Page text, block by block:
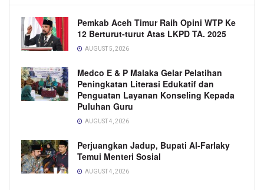
Pemkab Aceh Timur Raih Opini WTP Ke
12 Berturut-turut Atas LKPD TA. 2025
AUGUST 5, 2026
Medco E & P Malaka Gelar Pelatihan
Peningkatan Literasi Edukatif dan
Penguatan Layanan Konseling Kepada
Puluhan Guru
AUGUST 4, 2026
Perjuangkan Jadup, Bupati Al-Farlaky
Temui Menteri Sosial
AUGUST 4, 2026